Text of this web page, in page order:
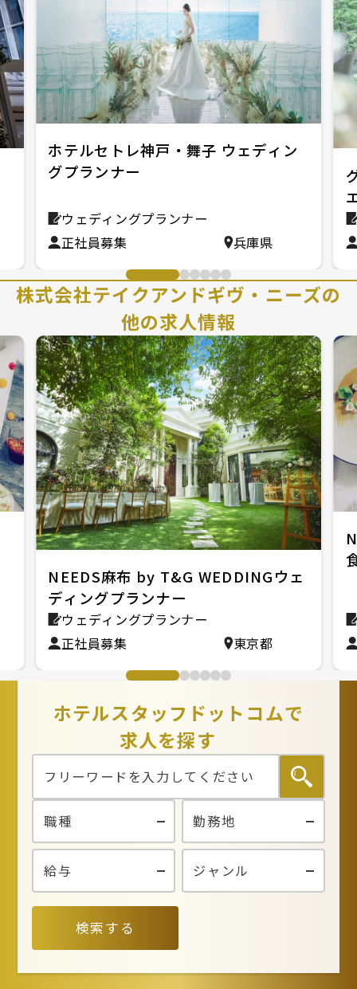
ホテルセトレ神戸・舞子 ウェディン
グプランナー
ウェディングプランナー
正社員募集
兵庫県
株式会社テイクアンドギヴ・ニーズの
他の求人情報
NEEDS麻布 by T&G WEDDINGウェ
ディングプランナー
ウェディングプランナー
正社員募集
東京都
ホテルスタッフドットコムで
求人を探す
検索する